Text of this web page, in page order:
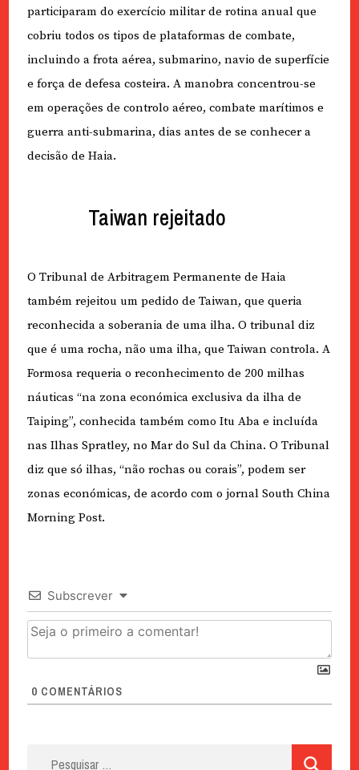
participaram do exercício militar de rotina anual que
cobriu todos os tipos de plataformas de combate,
incluindo a frota aérea, submarino, navio de superfície
e força de defesa costeira. A manobra concentrou-se
em operações de controlo aéreo, combate marítimos e
guerra anti-submarina, dias antes de se conhecer a
decisão de Haia.
Taiwan rejeitado
O Tribunal de Arbitragem Permanente de Haia
também rejeitou um pedido de Taiwan, que queria
reconhecida a soberania de uma ilha. O tribunal diz
que é uma rocha, não uma ilha, que Taiwan controla. A
Formosa requeria o reconhecimento de 200 milhas
náuticas “na zona económica exclusiva da ilha de
Taiping”, conhecida também como Itu Aba e incluída
nas Ilhas Spratley, no Mar do Sul da China. O Tribunal
diz que só ilhas, “não rochas ou corais”, podem ser
zonas económicas, de acordo com o jornal South China
Morning Post.
Subscrever
0 COMENTÁRIOS